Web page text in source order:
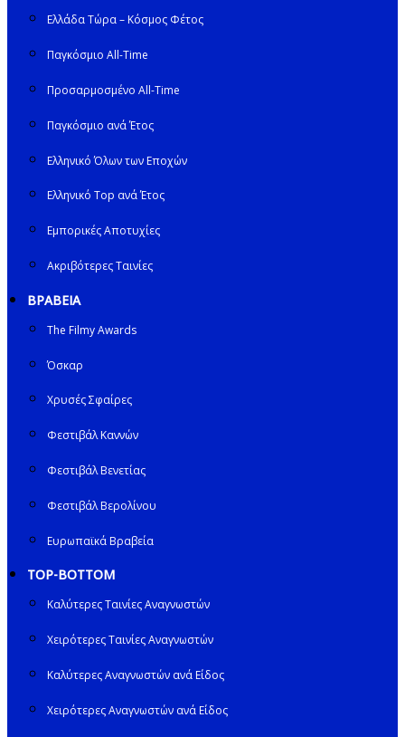
Ελλάδα Τώρα – Κόσμος Φέτος
Παγκόσμιο All-Time
Προσαρμοσμένο All-Time
Παγκόσμιο ανά Έτος
Ελληνικό Όλων των Εποχών
Ελληνικό Top ανά Έτος
Εμπορικές Αποτυχίες
Ακριβότερες Ταινίες
ΒΡΑΒΕΙΑ
The Filmy Awards
Όσκαρ
Χρυσές Σφαίρες
Φεστιβάλ Καννών
Φεστιβάλ Βενετίας
Φεστιβάλ Βερολίνου
Ευρωπαϊκά Βραβεία
TOP-BOTTOM
Καλύτερες Ταινίες Αναγνωστών
Χειρότερες Ταινίες Αναγνωστών
Καλύτερες Αναγνωστών ανά Είδος
Χειρότερες Αναγνωστών ανά Είδος